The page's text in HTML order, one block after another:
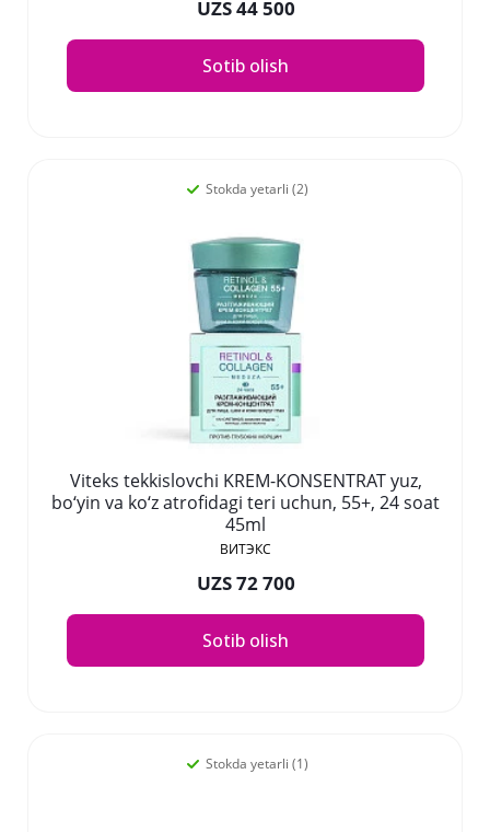
UZS 44 500
Sotib olish
Stokda yetarli (2)
Viteks tekkislovchi KREM-KONSENTRAT yuz,
bo‘yin va ko‘z atrofidagi teri uchun, 55+, 24 soat
45ml
ВИТЭКС
UZS 72 700
Sotib olish
Stokda yetarli (1)